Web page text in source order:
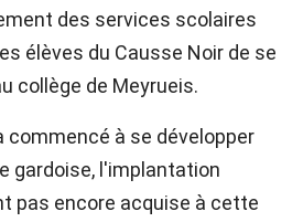
des services scolaires
élèves du Causse Noir de se
collège de Meyrueis.
commencé à se développer
gardoise, l'implantation
pas encore acquise à cette